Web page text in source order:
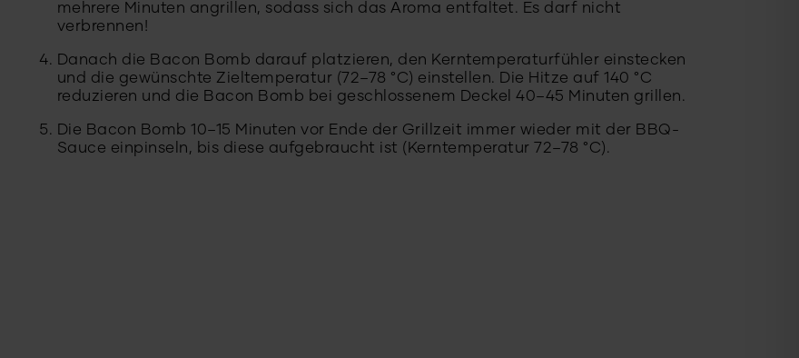
mehrere Minuten angrillen, sodass sich das Aroma entfaltet. Es darf nicht
verbrennen!
Danach die Bacon Bomb darauf platzieren, den Kerntemperaturfühler einstecken
und die gewünschte Zieltemperatur (72–78 °C) einstellen. Die Hitze auf 140 °C
reduzieren und die Bacon Bomb bei geschlossenem Deckel 40–45 Minuten grillen.
Die Bacon Bomb 10–15 Minuten vor Ende der Grillzeit immer wieder mit der BBQ-
Sauce einpinseln, bis diese aufgebraucht ist (Kerntemperatur 72–78 °C).